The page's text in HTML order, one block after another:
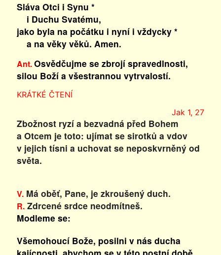
Sláva Otci i Synu *
i Duchu Svatému,
jako byla na počátku i nyní i vždycky *
a na věky věků. Amen.
Ant.Osvědčujme se zbrojí spravedlnosti,
silou Boží a všestrannou vytrvalostí.
KRÁTKÉ ČTENÍ
Jak 1, 27
Zbožnost ryzí a bezvadná před Bohem
a Otcem je toto: ujímat se sirotků a vdov
v jejich tísni a uchovat se neposkvrněný od
světa.
V.Má oběť, Pane, je zkroušený duch.
R.Zdrcené srdce neodmítneš.
Modleme se:
Všemohoucí Bože, posilni v nás ducha